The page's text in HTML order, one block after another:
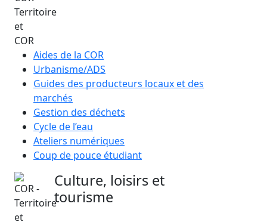
Aides de la COR
Urbanisme/ADS
Guides des producteurs locaux et des
marchés
Gestion des déchets
Cycle de l’eau
Ateliers numériques
Coup de pouce étudiant
Culture, loisirs et
tourisme